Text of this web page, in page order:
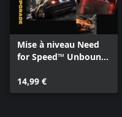
Mise à niveau Need
for Speed™ Unbound
14,99 €